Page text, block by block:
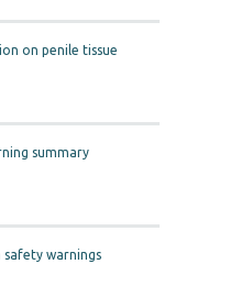
on penile tissue
summary
warnings